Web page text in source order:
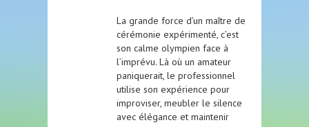
La grande force d’un maître de
cérémonie expérimenté, c’est
son calme olympien face à
l’imprévu. Là où un amateur
paniquerait, le professionnel
utilise son expérience pour
improviser, meubler le silence
avec élégance et maintenir